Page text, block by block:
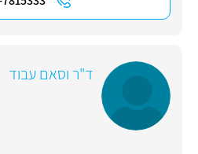
ד"ר וסאם עבוד